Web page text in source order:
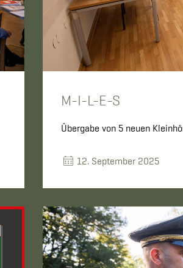
M-I-L-E-S
Übergabe von 5 neuen
12. September 2025